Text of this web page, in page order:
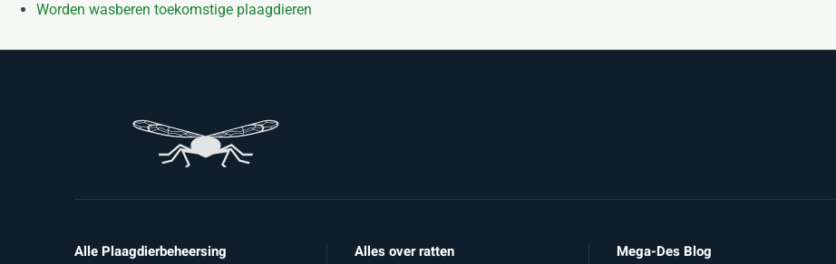
Worden wasberen toekomstige plaagdieren
Alle Plaagdierbeheersing Alles over ratten Mega-Des Blog